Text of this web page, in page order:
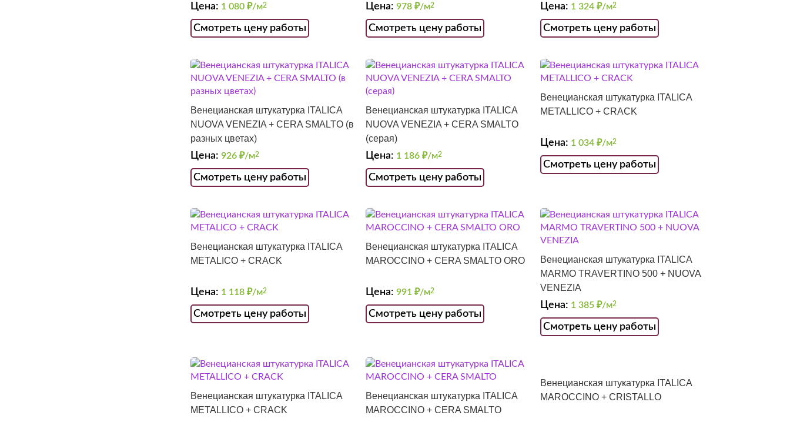
Цена: 1 080 ₽/м2
Смотреть цену работы
Цена: 978 ₽/м2
Смотреть цену работы
Цена: 1 324₽/м2
Смотреть цену работы
Венецианская штукатурка ITALICA
NUOVA VENEZIA + CERA SMALTO (в
разных цветах)
Цена: 926 ₽/м2
Смотреть цену работы
Венецианская штукатурка ITALICA
NUOVA VENEZIA + CERA SMALTO
(серая)
Цена: 1 186 ₽/м2
Смотреть цену работы
Венецианская штукатурка ITALICA
METALLICO + CRACK
Цена: 1 034₽/м2
Смотреть цену работы
Венецианская штукатурка ITALICA
METALICO + CRACK
Цена: 1 118 ₽/м2
Смотреть цену работы
Венецианская штукатурка ITALICA
MAROCCINO + CERA SMALTO ORO
Цена: 991 ₽/м2
Смотреть цену работы
Венецианская штукатурка ITALICA
MARMO TRAVERTINO 500 + NUOVA
VENEZIA
Цена: 1 385₽/м2
Смотреть цену работы
Венецианская штукатурка ITALICA
METALLICO + СRACK
Венецианская штукатурка ITALICA
MAROCCINO + CERA SMALTO
Венецианская штукатурка ITALICA
MAROCCINO + CRISTALLO